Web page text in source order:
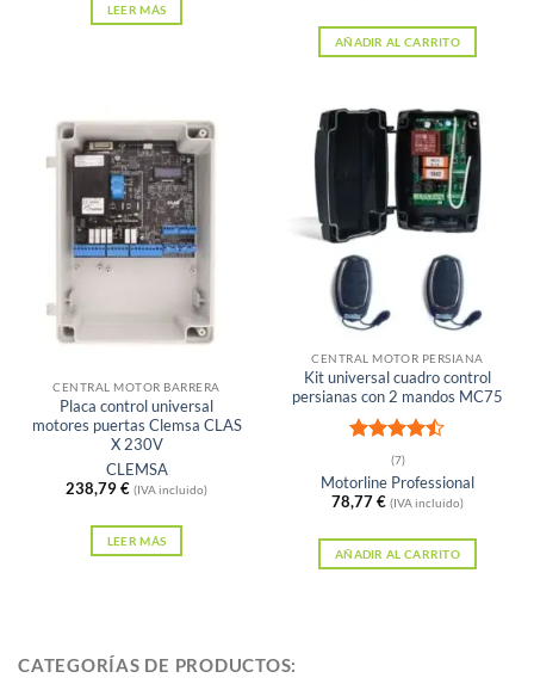
LEER MÁS
AÑADIR AL CARRITO
CENTRAL MOTOR BARRERA
Placa control universal
motores puertas Clemsa CLAS
X 230V
CLEMSA
238,79€ (IVA incluido)
LEER MÁS
CENTRAL MOTOR PERSIANA
Kit universal cuadro control
persianas con 2 mandos MC75
Valorado
con
4.43
de 5
(7)
Motorline Professional
78,77€ (IVA incluido)
AÑADIR AL CARRITO
CATEGORÍAS DE PRODUCTOS: